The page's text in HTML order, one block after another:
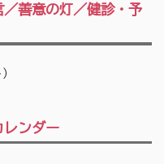
善意の灯／健診・予
ンダー